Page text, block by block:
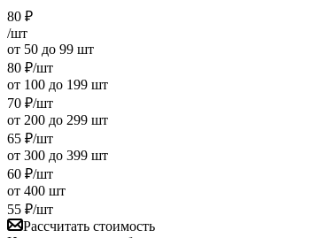
80 ₽
/шт
от 50 до 99 шт
80 ₽/шт
от 100 до 199 шт
70 ₽/шт
от 200 до 299 шт
65 ₽/шт
от 300 до 399 шт
60 ₽/шт
от 400 шт
55 ₽/шт
Рассчитать стоимость